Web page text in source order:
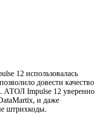
12 использовалась
довести качество
АТОЛ Impulse 12 уверенно
и даже
штрихкоды.